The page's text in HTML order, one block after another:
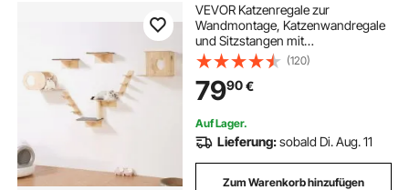
VEVOR Katzenregale zur
Wandmontage, Katzenwandregale
und Sitzstangen mit
Sprungbrettern, Katzenbetten,
Hängematten und Katzenbaum,
Katzenmöbel und Regale bis zu 18
kg zum Schlafen, Spielen, Klettern,
7er-Set
(120)
7990€
Auf Lager.
Lieferung:sobald Di. Aug. 11
Zum Warenkorb hinzufügen